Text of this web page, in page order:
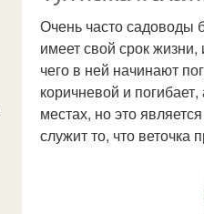
Очень часто садоводы
имеет свой срок
чего в ней начинают
коричневой и
местах, но это
служит то, что веточка